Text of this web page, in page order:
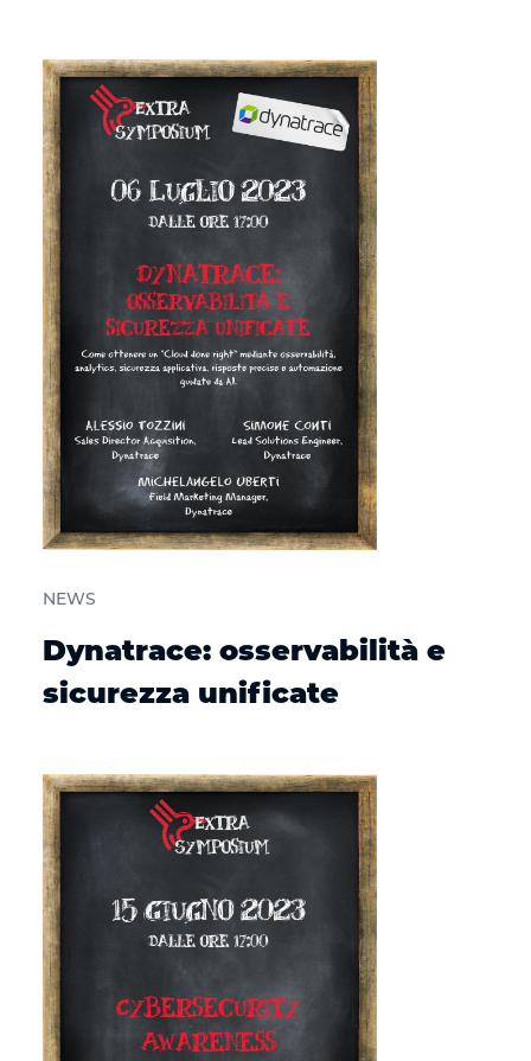
NEWS
Dynatrace: osservabilità e
sicurezza unificate